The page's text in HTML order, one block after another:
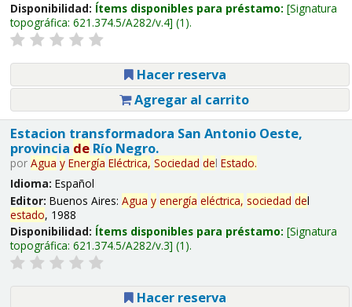
Disponibilidad: Ítems disponibles para préstamo: Signatura
topográfica: 621.374.5/A282/v.4 (1).
Hacer reserva
Agregar al carrito
Estacion transformadora San Antonio Oeste,
provincia deRío Negro.
por Agua y Energía Eléctrica, Sociedad del Estado.
Idioma: Español
Editor: Buenos Aires: Agua y energía eléctrica, sociedad del
estado, 1988
Disponibilidad: Ítems disponibles para préstamo: Signatura
topográfica: 621.374.5/A282/v.3 (1).
Hacer reserva